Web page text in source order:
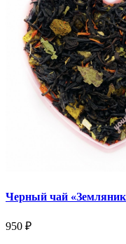
Черный чай
950 ₽